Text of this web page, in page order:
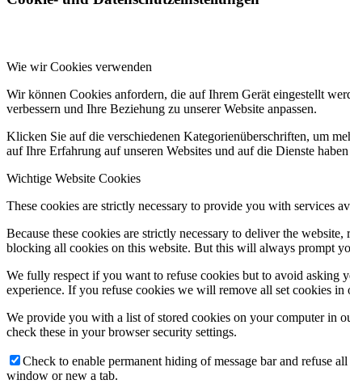
Wie wir Cookies verwenden
Wir können Cookies anfordern, die auf Ihrem Gerät eingestellt
verbessern und Ihre Beziehung zu unserer Website anpassen.
Klicken Sie auf die verschiedenen Kategorienüberschriften, um
auf Ihre Erfahrung auf unseren Websites und auf die Dienste
Wichtige Website Cookies
These cookies are strictly necessary to provide you with services
Because these cookies are strictly necessary to deliver the
blocking all cookies on this website. But this will always prompt
We fully respect if you want to refuse cookies but to avoid asking
experience. If you refuse cookies we will remove all set cookies in
We provide you with a list of stored cookies on your computer in
check these in your browser security settings.
Check to enable permanent hiding of message bar and refuse
window or new a tab.